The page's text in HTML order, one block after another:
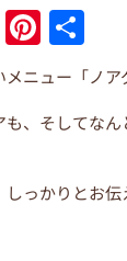
M
ix
Pi
nt
er
e
有
ニュー「ノア
、そしてな
っかりとお伝